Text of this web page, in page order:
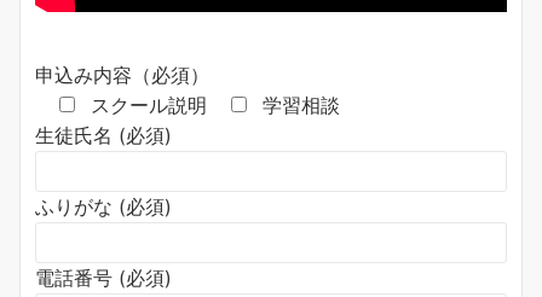
申込み内容（必須）
スクール説明
学習相談
生徒氏名 (必須)
ふりがな (必須)
電話番号 (必須)